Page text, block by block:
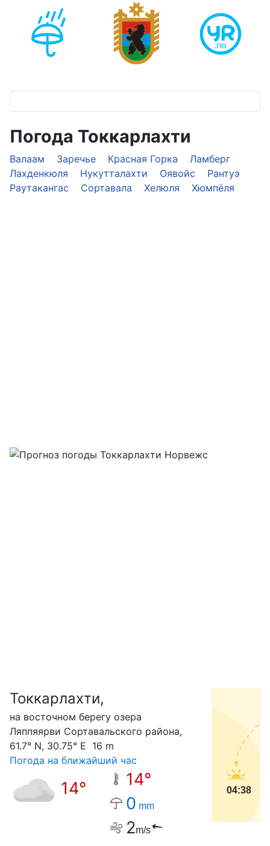
Погода Токкарлахти
Валаам Заречье Красная Горка
Ламберг
Лахденкюля
Нукутталахти Оявойс
Рантуэ
Раутакангас
Сортавала Хелюля Хюмпёля
Токкарлахти,
на восточном берегу озера
Ляппяярви Сортавальского района,
61.7° N, 30.75° E 16 m
Погода на ближайший час
14°
14°
0 mm
2m/s
04:38